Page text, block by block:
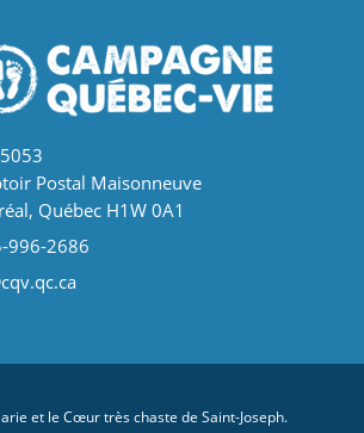
Postal Maisonneuve
Québec H1W 0A1
996-2686
et le Cœur très chaste de Saint-Joseph.